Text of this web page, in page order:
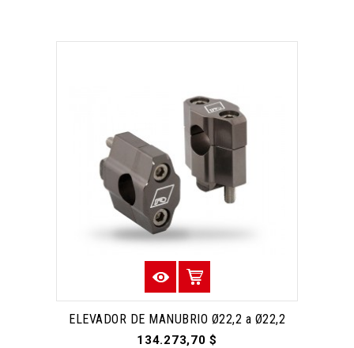
ELEVADOR DE MANUBRIO Ø22,2 a Ø22,2
134.273,70 $